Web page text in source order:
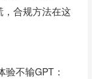
，合规方法在这
不输GPT：